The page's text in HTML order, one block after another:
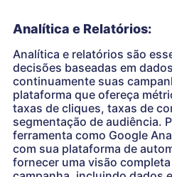
Analítica e Relatórios:
Analítica e relatórios são
decisões baseadas em
continuamente suas
plataforma que ofereça
taxas de cliques, taxas de
segmentação de audiência.
ferramenta como Google
com sua plataforma de
fornecer uma visão